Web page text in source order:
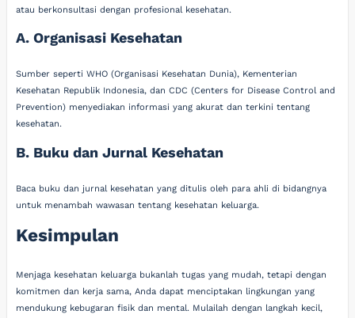
atau berkonsultasi dengan profesional kesehatan.
A. Organisasi Kesehatan
Sumber seperti WHO (Organisasi Kesehatan Dunia), Kementerian
Kesehatan Republik Indonesia, dan CDC (Centers for Disease Control and
Prevention) menyediakan informasi yang akurat dan terkini tentang
kesehatan.
B. Buku dan Jurnal Kesehatan
Baca buku dan jurnal kesehatan yang ditulis oleh para ahli di bidangnya
untuk menambah wawasan tentang kesehatan keluarga.
Kesimpulan
Menjaga kesehatan keluarga bukanlah tugas yang mudah, tetapi dengan
komitmen dan kerja sama, Anda dapat menciptakan lingkungan yang
mendukung kebugaran fisik dan mental. Mulailah dengan langkah kecil,